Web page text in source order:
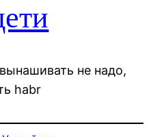
не надо,
habr